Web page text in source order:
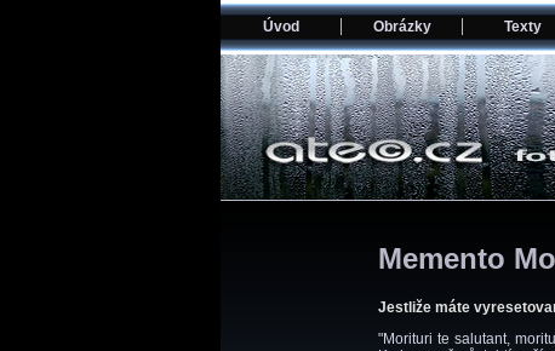
Úvod Obrázky Texty
Memento
Jestliže máte
"Morituri te salutant,